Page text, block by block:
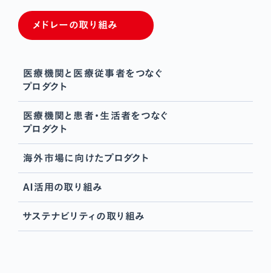
メドレーの取り組み
医療機関と医療従事者をつなぐ
プロダクト
医療機関と患者・生活者をつなぐ
プロダクト
海外市場に向けたプロダクト
AI活用の取り組み
サステナビリティの取り組み